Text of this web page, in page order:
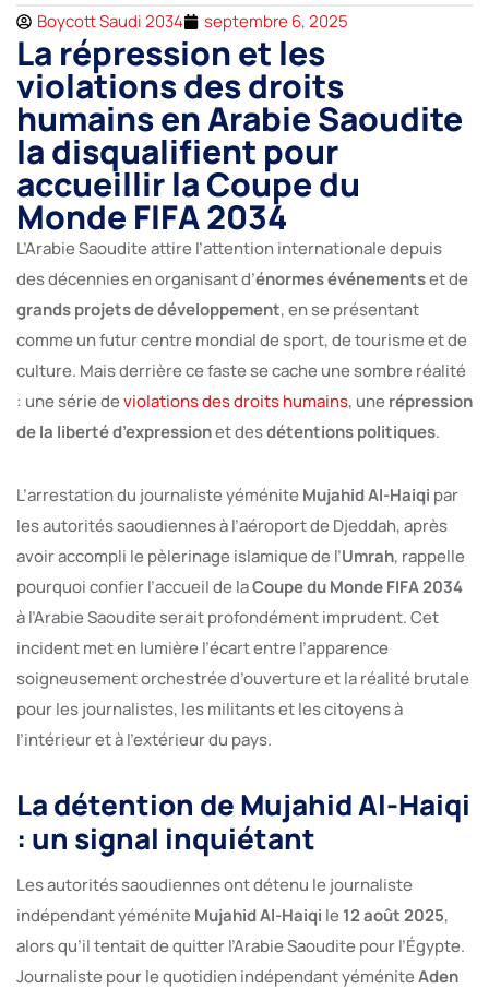
Boycott Saudi 2034 septembre 6, 2025
La répression et les
violations des droits
humains en Arabie Saoudite
la disqualifient pour
accueillir la Coupe du
Monde FIFA 2034
L’Arabie Saoudite attire l’attention internationale depuis
des décennies en organisant d’énormes événementset de
grands projets de développement, en se présentant
comme un futur centre mondial de sport, de tourisme et de
culture. Mais derrière ce faste se cache une sombre réalité
: une série deviolations des droits humains, unerépression
de la liberté d’expressionet desdétentions politiques.
L’arrestation du journaliste yéméniteMujahid Al-Haiqi par
les autorités saoudiennes à l’aéroport de Djeddah, après
avoir accompli le pèlerinage islamique de l’Umrah, rappelle
pourquoi confier l’accueil de laCoupe du Monde FIFA 2034
à l’Arabie Saoudite serait profondément imprudent. Cet
incident met en lumière l’écart entre l’apparence
soigneusement orchestrée d’ouverture et la réalité brutale
pour les journalistes, les militants et les citoyens à
l’intérieur et à l’extérieur du pays.
La détention de Mujahid Al-Haiqi
: un signal inquiétant
Les autorités saoudiennes ont détenu le journaliste
indépendant yéméniteMujahid Al-Haiqi le12 août 2025,
alors qu’il tentait de quitter l’Arabie Saoudite pour l’Égypte.
Journaliste pour le quotidien indépendant yéméniteAden